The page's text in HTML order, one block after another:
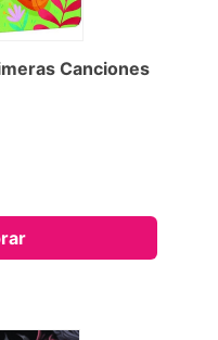
Canciones